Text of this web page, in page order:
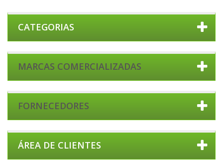
CATEGORIAS
MARCAS COMERCIALIZADAS
FORNECEDORES
ÁREA DE CLIENTES